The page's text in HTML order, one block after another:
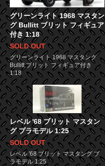
グリーンライト 1968 マスタン
グ Bullitt ブリット フィギュア
付き 1:18
SOLD OUT
グリーンライト 1968 マスタング
Bullitt ブリット フィギュア付き
1:18
レベル '68 ブリット マスタン
グ プラモデル 1:25
SOLD OUT
レベル '68 ブリット マスタング プ
ラモデル 1:25